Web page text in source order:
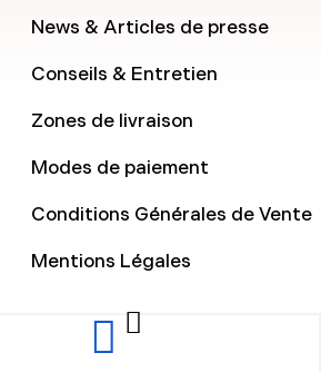
News & Articles de presse
Conseils & Entretien
Zones de livraison
Modes de paiement
Conditions Générales de Vente
Mentions Légales